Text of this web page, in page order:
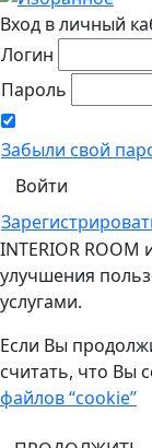
Вход в личный
Логин
Пароль
Забыли свой
INTERIOR
улучшения
услугами.
Если Вы
считать, что Вы
файлов “cookie”